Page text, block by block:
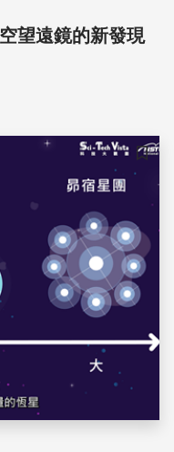
望遠鏡的新發現
儲存